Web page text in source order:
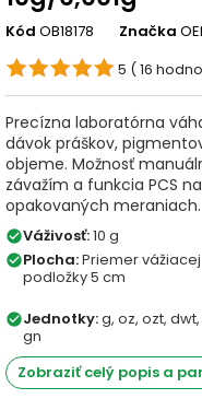
Kód OB18178 Značka
5 ( 16
Precízna laboratórna
dávok práškov,
objeme. Možnosť
závažím a funkcia PCS
opakovaných meraniach.
check_circleVáživosť:10 g
check_circlePlocha:Priemer vážiacej
podložky 5 cm
check_circleJednotky:g, oz, ozt, dwt,
gn
Zobraziť celý popis a